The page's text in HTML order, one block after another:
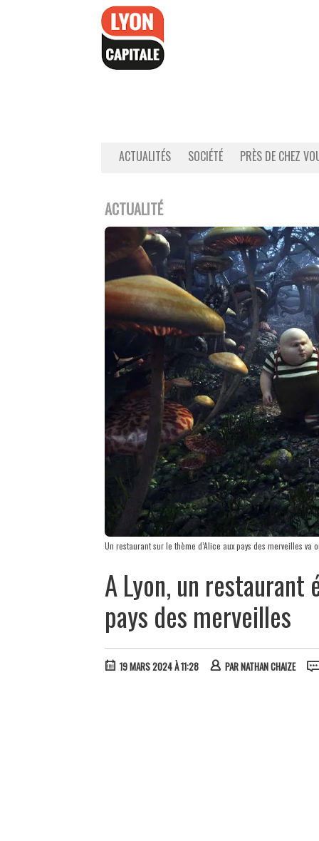
ACTUALITÉS SOCIÉTÉ PRÈS DE CHEZ
ACTUALITÉ
Un restaurant sur le thème d’Alice aux pays des merveilles va
A Lyon, un restaurant
pays des merveilles
19 MARS 2024 À 11:28 PARNATHAN CHAIZE